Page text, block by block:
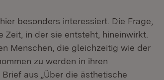
besonders interessiert. Die Frage,
in der sie entsteht, hineinwirkt.
Menschen, die gleichzeitig wie der
zu werden in ihren
aus „Über die ästhetische